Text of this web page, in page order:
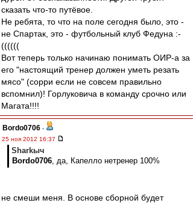
сказать что-то путёвое.
Не ребята, то что на поле сегодня было, это -
не Спартак, это - футбольный клуб Федуна :-
((((((
Вот теперь только начинаю понимать ОИР-а за
его "настоящий тренер должен уметь резать
мясо" (сорри если не совсем правильно
вспомнил)! Горлуковича в команду срочно или
Магата!!!!
Bordo0706 -
25 ноя 2012 16:37
Sharkыч
Bordo0706, да, Капелло нетренер 100%
не смеши меня. В основе сборной будет